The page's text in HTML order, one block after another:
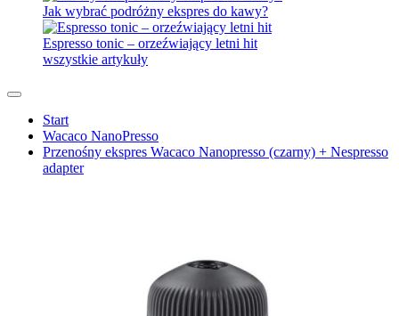
Jak wybrać podróżny ekspres do kawy?
Espresso tonic – orzeźwiający letni hit
wszystkie artykuły
Start
Wacaco NanoPresso
Przenośny ekspres Wacaco Nanopresso (czarny) + Nespresso
adapter